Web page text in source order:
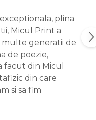
plina
Micul Print a
multe generatii de
de poezie,
facut din Micul
din care
si sa fim